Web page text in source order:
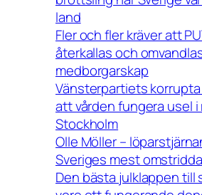
land
Fler och fler kräver att
återkallas och
medborgarskap
Vänsterpartiets
att vården fungera usel i
Stockholm
Olle Möller –
Sveriges mest
Den bästa julklappen till